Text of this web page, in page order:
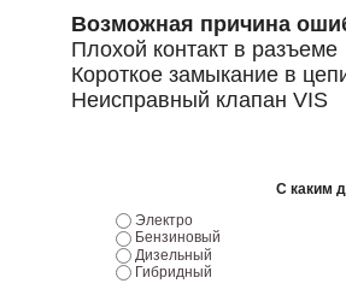
Возможная причина
Плохой контакт в разъеме
Короткое замыкание в
Неисправный клапан VIS
С каким
Электро
Бензиновый
Дизельный
Гибридный